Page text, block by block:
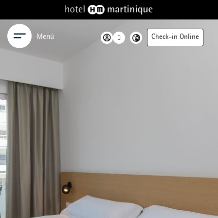
Menú Check-in Online